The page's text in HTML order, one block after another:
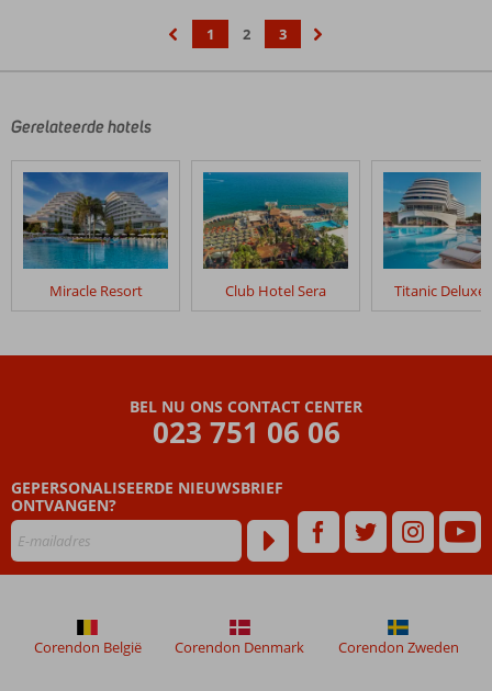
1 2
3
Gerelateerde hotels
Miracle Resort Club Hotel Sera Titanic Deluxe
BEL NU ONS CONTACT CENTER
023 751 06 06
GEPERSONALISEERDE NIEUWSBRIEF
ONTVANGEN?
Corendon België Corendon Denmark Corendon Zweden